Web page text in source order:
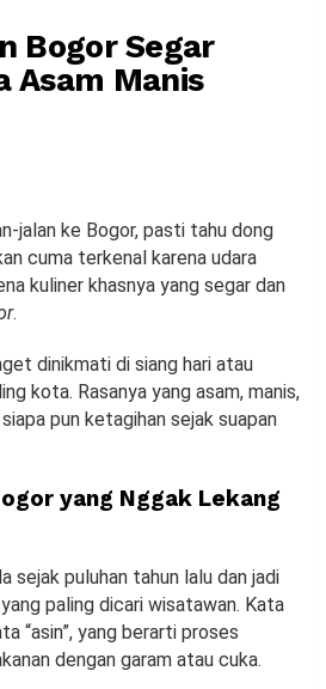
Bogor Segar
Asam Manis
jalan ke Bogor, pasti tahu dong
cuma terkenal karena udara
kuliner khasnya yang segar dan
.
dinikmati di siang hari atau
kota. Rasanya yang asam, manis,
pun ketagihan sejak suapan
yang Nggak Lekang
sejak puluhan tahun lalu dan jadi
paling dicari wisatawan. Kata
“asin”, yang berarti proses
dengan garam atau cuka.